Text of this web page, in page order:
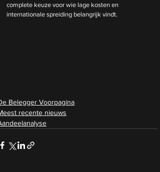
complete keuze voor wie lage kosten en
internationale spreiding belangrijk vindt.
Belegger Voorpagina
recente nieuws